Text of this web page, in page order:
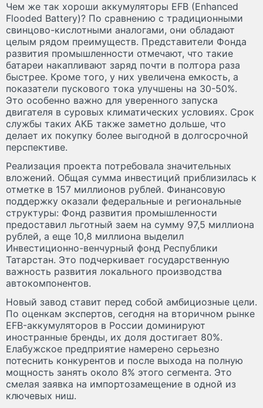
Чем же так хороши аккумуляторы EFB (Enhanced
Flooded Battery)? По сравнению с традиционными
свинцово-кислотными аналогами, они обладают
целым рядом преимуществ. Представители Фонда
развития промышленности отмечают, что такие
батареи накапливают заряд почти в полтора раза
быстрее. Кроме того, у них увеличена емкость, а
показатели пускового тока улучшены на 30-50%.
Это особенно важно для уверенного запуска
двигателя в суровых климатических условиях. Срок
службы таких АКБ также заметно дольше, что
делает их покупку более выгодной в долгосрочной
перспективе.
Реализация проекта потребовала значительных
вложений. Общая сумма инвестиций приблизилась к
отметке в 157 миллионов рублей. Финансовую
поддержку оказали федеральные и региональные
структуры: Фонд развития промышленности
предоставил льготный заем на сумму 97,5 миллиона
рублей, а еще 10,8 миллиона выделил
Инвестиционно-венчурный фонд Республики
Татарстан. Это подчеркивает государственную
важность развития локального производства
автокомпонентов.
Новый завод ставит перед собой амбициозные цели.
По оценкам экспертов, сегодня на вторичном рынке
EFB-аккумуляторов в России доминируют
иностранные бренды, их доля достигает 80%.
Елабужское предприятие намерено серьезно
потеснить конкурентов и после выхода на полную
мощность занять около 8% этого сегмента. Это
смелая заявка на импортозамещение в одной из
ключевых ниш.